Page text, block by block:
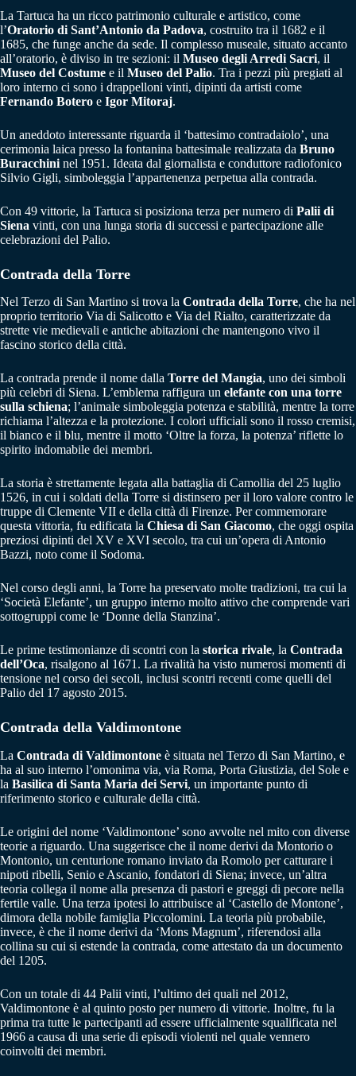
La Tartuca ha un ricco patrimonio culturale e artistico, come
l’Oratorio di Sant’Antonio da Padova, costruito tra il 1682 e il
1685, che funge anche da sede. Il complesso museale, situato accanto
all’oratorio, è diviso in tre sezioni: il Museo degli Arredi Sacri, il
Museo del Costume e il Museo del Palio. Tra i pezzi più pregiati al
loro interno ci sono i drappelloni vinti, dipinti da artisti come
Fernando Botero e Igor Mitoraj.
Un aneddoto interessante riguarda il ‘battesimo contradaiolo’, una
cerimonia laica presso la fontanina battesimale realizzata da Bruno
Buracchini nel 1951. Ideata dal giornalista e conduttore radiofonico
Silvio Gigli, simboleggia l’appartenenza perpetua alla contrada.
Con 49 vittorie, la Tartuca si posiziona terza per numero di Palii di
Siena vinti, con una lunga storia di successi e partecipazione alle
celebrazioni del Palio.
Contrada della Torre
Nel Terzo di San Martino si trova la Contrada della Torre, che ha nel
proprio territorio Via di Salicotto e Via del Rialto, caratterizzate da
strette vie medievali e antiche abitazioni che mantengono vivo il
fascino storico della città.
La contrada prende il nome dalla Torre del Mangia, uno dei simboli
più celebri di Siena. L’emblema raffigura un elefante con una torre
sulla schiena; l’animale simboleggia potenza e stabilità, mentre la torre
richiama l’altezza e la protezione. I colori ufficiali sono il rosso cremisi,
il bianco e il blu, mentre il motto ‘Oltre la forza, la potenza’ riflette lo
spirito indomabile dei membri.
La storia è strettamente legata alla battaglia di Camollia del 25 luglio
1526, in cui i soldati della Torre si distinsero per il loro valore contro le
truppe di Clemente VII e della città di Firenze. Per commemorare
questa vittoria, fu edificata la Chiesa di San Giacomo, che oggi ospita
preziosi dipinti del XV e XVI secolo, tra cui un’opera di Antonio
Bazzi, noto come il Sodoma.
Nel corso degli anni, la Torre ha preservato molte tradizioni, tra cui la
‘Società Elefante’, un gruppo interno molto attivo che comprende vari
sottogruppi come le ‘Donne della Stanzina’.
Le prime testimonianze di scontri con la storica rivale, la Contrada
dell’Oca, risalgono al 1671. La rivalità ha visto numerosi momenti di
tensione nel corso dei secoli, inclusi scontri recenti come quelli del
Palio del 17 agosto 2015.
Contrada della Valdimontone
La Contrada di Valdimontone è situata nel Terzo di San Martino, e
ha al suo interno l’omonima via, via Roma, Porta Giustizia, del Sole e
la Basilica di Santa Maria dei Servi, un importante punto di
riferimento storico e culturale della città.
Le origini del nome ‘Valdimontone’ sono avvolte nel mito con diverse
teorie a riguardo. Una suggerisce che il nome derivi da Montorio o
Montonio, un centurione romano inviato da Romolo per catturare i
nipoti ribelli, Senio e Ascanio, fondatori di Siena; invece, un’altra
teoria collega il nome alla presenza di pastori e greggi di pecore nella
fertile valle. Una terza ipotesi lo attribuisce al ‘Castello de Montone’,
dimora della nobile famiglia Piccolomini. La teoria più probabile,
invece, è che il nome derivi da ‘Mons Magnum’, riferendosi alla
collina su cui si estende la contrada, come attestato da un documento
del 1205.
Con un totale di 44 Palii vinti, l’ultimo dei quali nel 2012,
Valdimontone è al quinto posto per numero di vittorie. Inoltre, fu la
prima tra tutte le partecipanti ad essere ufficialmente squalificata nel
1966 a causa di una serie di episodi violenti nel quale vennero
coinvolti dei membri.